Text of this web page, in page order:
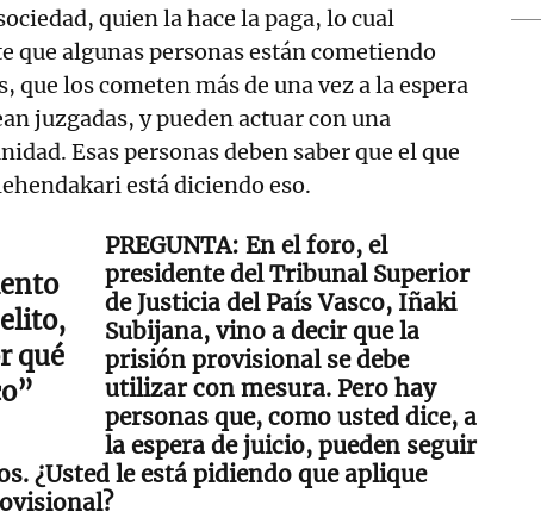
quien la hace la paga, lo cual
que algunas personas están cometiendo
que los cometen más de una vez a la espera
juzgadas, y pueden actuar con una
Esas personas deben saber que el que
está diciendo eso.
qué
En el foro, el
presidente del Tribunal Superior
de Justicia del País Vasco, Iñaki
Subijana, vino a decir que la
prisión provisional se debe
utilizar con mesura. Pero hay
personas que, como usted dice, a
la espera de juicio, pueden seguir
¿Usted le está pidiendo que aplique